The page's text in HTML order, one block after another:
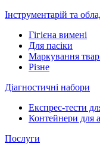
Інструментарій та
Гігієна вимені
Для пасіки
Маркування
Різне
Діагностичні набори
Експрес-тести
Контейнери для
Послуги